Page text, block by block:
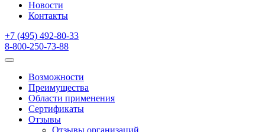
Новости
Контакты
+7 (495) 492-80-33
8-800-250-73-88
Возможности
Преимущества
Области применения
Сертификаты
Отзывы
Отзывы организаций